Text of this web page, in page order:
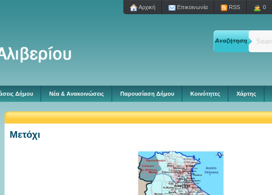
Aρχική Επικοινωνία RSS 0
Δήμου Νέα & Ανακοινώσεις Παρουσίαση Δήμου Κοινότητες Χάρτης
Μετόχι